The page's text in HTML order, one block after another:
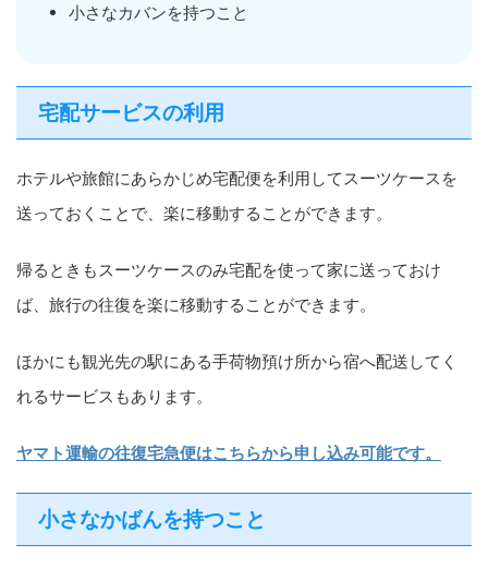
小さなカバンを持つこと
宅配サービスの利用
ホテルや旅館にあらかじめ宅配便を利用してスーツケースを
送っておくことで、楽に移動することができます。
帰るときもスーツケースのみ宅配を使って家に送っておけ
ば、旅行の往復を楽に移動することができます。
ほかにも観光先の駅にある手荷物預け所から宿へ配送してく
れるサービスもあります。
ヤマト運輸の往復宅急便はこちらから申し込み可能です。
小さなかばんを持つこと